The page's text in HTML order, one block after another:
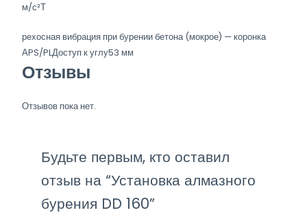
м/с²Т
рехосная вибрация при бурении бетона (мокрое) — коронка
АPS/PLДоступ к углу53 мм
Отзывы
Отзывов пока нет.
Будьте первым, кто оставил
отзыв на “Установка алмазного
бурения DD 160”